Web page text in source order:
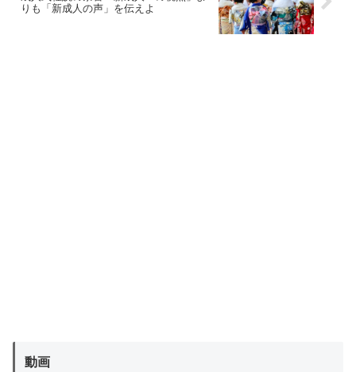
りも「新成人の声」を伝えよ
動画